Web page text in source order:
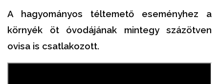
A hagyományos téltemető eseményhez a
környék öt óvodájának mintegy százötven
ovisa is csatlakozott.